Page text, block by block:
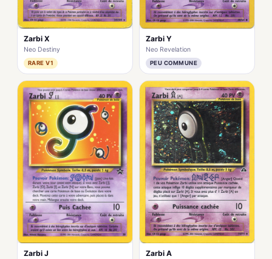
Zarbi X
Neo Destiny
RARE V1
Zarbi Y
Neo Revelation
PEU COMMUNE
Zarbi J Zarbi A